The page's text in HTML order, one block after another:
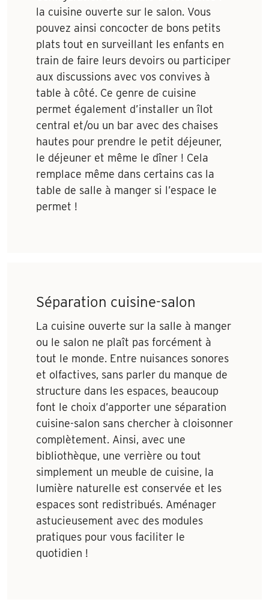
la cuisine ouverte sur le salon. Vous
pouvez ainsi concocter de bons petits
plats tout en surveillant les enfants en
train de faire leurs devoirs ou participer
aux discussions avec vos convives à
table à côté. Ce genre de cuisine
permet également d’installer un îlot
central et/ou un bar avec des chaises
hautes pour prendre le petit déjeuner,
le déjeuner et même le dîner ! Cela
remplace même dans certains cas la
table de salle à manger si l’espace le
permet !
Séparation cuisine-salon
La cuisine ouverte sur la salle à manger
ou le salon ne plaît pas forcément à
tout le monde. Entre nuisances sonores
et olfactives, sans parler du manque de
structure dans les espaces, beaucoup
font le choix d’apporter une séparation
cuisine-salon sans chercher à cloisonner
complètement. Ainsi, avec une
bibliothèque, une verrière ou tout
simplement un meuble de cuisine, la
lumière naturelle est conservée et les
espaces sont redistribués. Aménager
astucieusement avec des modules
pratiques pour vous faciliter le
quotidien !